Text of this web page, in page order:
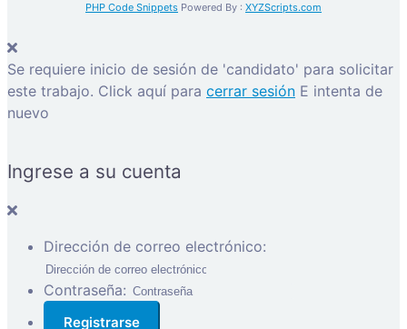
PHP Code Snippets Powered By : XYZScripts.com
Se requiere inicio de sesión de 'candidato' para solicitar
este trabajo. Click aquí para cerrar sesión E intenta de
nuevo
Ingrese a su cuenta
Dirección de correo electrónico:
Contraseña: